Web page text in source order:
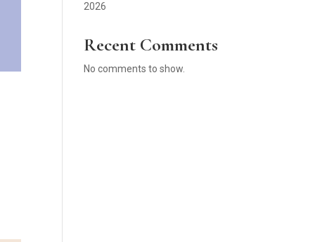
2026
Recent Comments
No comments to show.